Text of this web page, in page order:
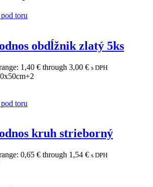
obdĺžnik zlatý 5ks
1,40 € through 3,00 € s DPH
+2
kruh strieborný
0,65 € through 1,54 € s DPH